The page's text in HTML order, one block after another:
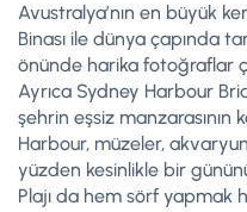
Avustralya’nın en büyük
Binası ile dünya çapında
önünde harika fotoğraflar
Ayrıca Sydney Harbour
şehrin eşsiz manzarasının
Harbour, müzeler,
yüzden kesinlikle bir
Plajı da hem sörf yapmak